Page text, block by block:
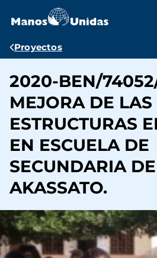
contenido
Ruta
navegación
Proyectos
2020-BEN/
MEJORA DE LAS
ESTRUCTURAS
EN ESCUELA DE
SECUNDARIA DE
AKASSATO.